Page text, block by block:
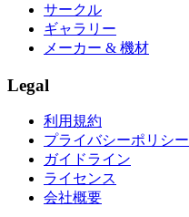
サークル
ギャラリー
メーカー & 機材
Legal
利用規約
プライバシーポリシー
ガイドライン
ライセンス
会社概要